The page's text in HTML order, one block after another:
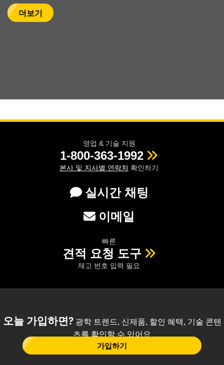
더보기
영업 & 기술 지원
1-800-363-1992
본사 및 지사별 연락처 확인하기
실시간 채팅
이메일
빠른
견적 요청 도구
재고 번호 입력 필요
오늘 가입하면?광학 트렌드, 신제품, 할인 혜택, 기술 콘텐
츠를 확인할 수 있어요
가입하기